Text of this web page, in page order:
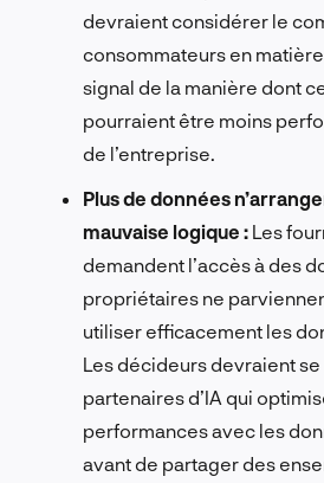
devraient considérer le
consommateurs en
signal de la manière dont
pourraient être moins
de l’entreprise.
Plus de données
mauvaise logique : Les
demandent l’accès à des
propriétaires ne
utiliser efficacement les
Les décideurs devraient
partenaires d’IA qui
performances avec les
avant de partager des